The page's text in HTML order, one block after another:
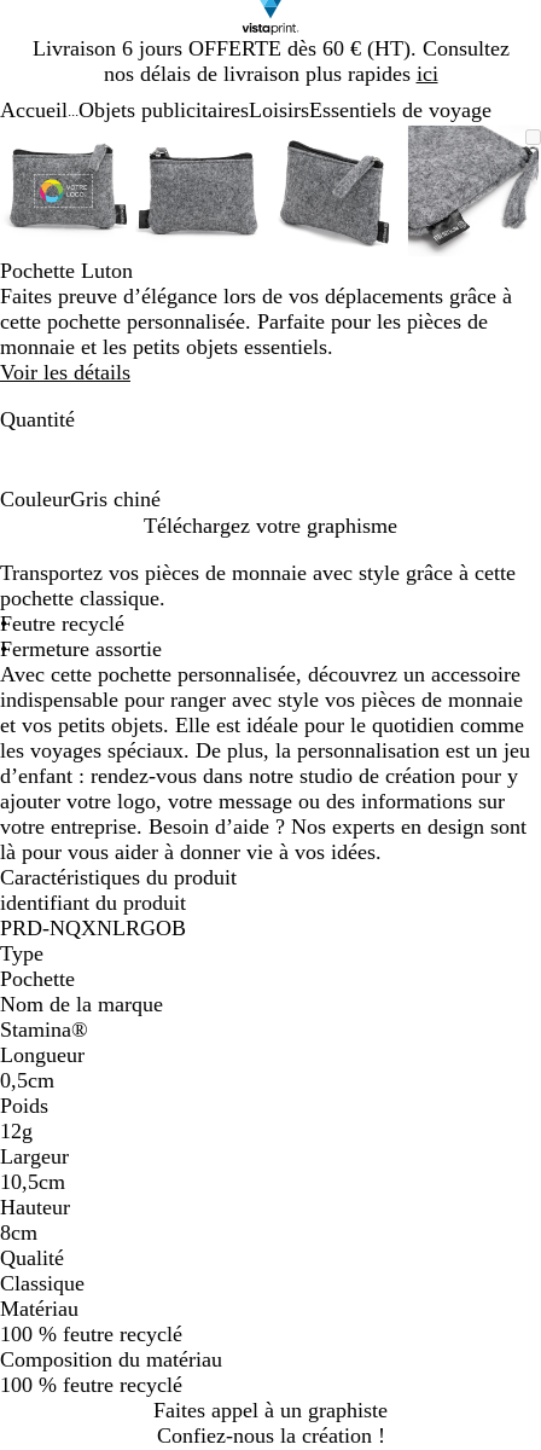
Livraison 6 jours OFFERTE dès 60 € (HT). Consultez
nos délais de livraison plus rapides ici
Diapositive
1
Accueil Objets publicitairesLoisirsEssentiels de voyage
zoomable
au
minimum
pour
développer
les
touches
plus
et
moins
zoomer
les
touches
fléchées
défiler
zoomable
au
minimum
pour
développer
les
touches
plus
et
pour
zoomer
et
les
zoomable
au
minimum
pour
développer
les
touches
plus
et
pour
zoomer
et
Image
Zoom
au
Cliquez
pour
Utilisez
les
touches
plus
pour
zoomer
sur
Pochette Luton
Faites preuve d’élégance lors de vos déplacements grâce à
cette pochette personnalisée. Parfaite pour les pièces de
monnaie et les petits objets essentiels.
Voir les détails
Quantité
CouleurGris chiné
i
s
c
h
i
n
é
Téléchargez votre graphisme
Transportez vos pièces de monnaie avec style grâce à cette
pochette classique.
Feutre recyclé
Fermeture assortie
Avec cette pochette personnalisée, découvrez un accessoire
indispensable pour ranger avec style vos pièces de monnaie
et vos petits objets. Elle est idéale pour le quotidien comme
les voyages spéciaux. De plus, la personnalisation est un jeu
d’enfant : rendez-vous dans notre studio de création pour y
ajouter votre logo, votre message ou des informations sur
votre entreprise. Besoin d’aide ? Nos experts en design sont
là pour vous aider à donner vie à vos idées.
Caractéristiques du produit
identifiant du produit
PRD-NQXNLRGOB
Type
Pochette
Nom de la marque
Stamina®
Longueur
0,5cm
Poids
12g
Largeur
10,5cm
Hauteur
8cm
Qualité
Classique
Matériau
100 % feutre recyclé
Composition du matériau
100 % feutre recyclé
Faites appel à un graphiste
Confiez-nous la création !